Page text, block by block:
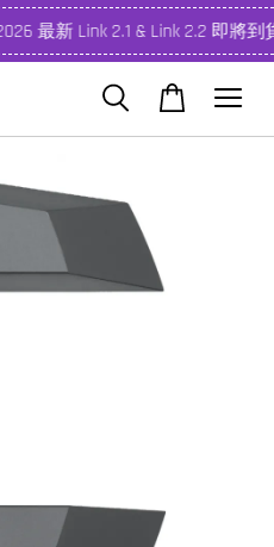
最新 Link 2.1 & Link 2.2 即將到